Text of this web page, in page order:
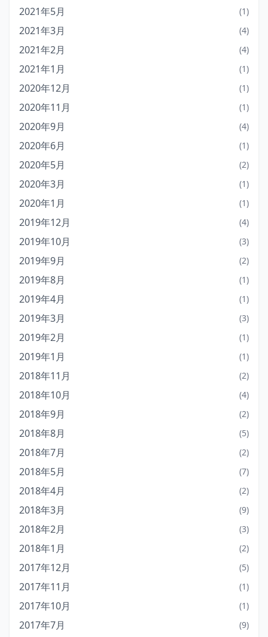
2021年5月 (1)
2021年3月 (4)
2021年2月 (4)
2021年1月 (1)
2020年12月 (1)
2020年11月 (1)
2020年9月 (4)
2020年6月 (1)
2020年5月 (2)
2020年3月 (1)
2020年1月 (1)
2019年12月 (4)
2019年10月 (3)
2019年9月 (2)
2019年8月 (1)
2019年4月 (1)
2019年3月 (3)
2019年2月 (1)
2019年1月 (1)
2018年11月 (2)
2018年10月 (4)
2018年9月 (2)
2018年8月 (5)
2018年7月 (2)
2018年5月 (7)
2018年4月 (2)
2018年3月 (9)
2018年2月 (3)
2018年1月 (2)
2017年12月 (5)
2017年11月 (1)
2017年10月 (1)
2017年7月 (9)